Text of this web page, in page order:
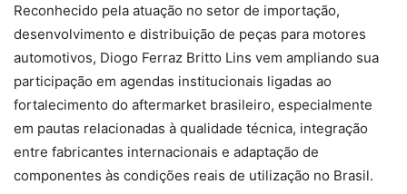
Reconhecido pela atuação no setor de importação,
desenvolvimento e distribuição de peças para motores
automotivos, Diogo Ferraz Britto Lins vem ampliando sua
participação em agendas institucionais ligadas ao
fortalecimento do aftermarket brasileiro, especialmente
em pautas relacionadas à qualidade técnica, integração
entre fabricantes internacionais e adaptação de
componentes às condições reais de utilização no Brasil.